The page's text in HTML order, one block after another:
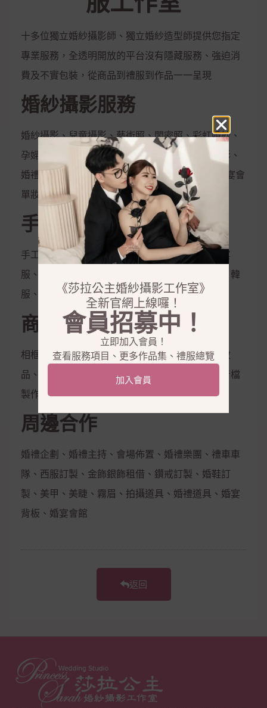
十多位獨立婚紗攝影師、獨立婚紗造型師提供您指定
專業服務，全透明開放的平台沒有隱藏服務、強迫消
費及不實包裝，從商品到禮服到作品一一呈現
婚紗攝影服務
婚紗攝影、兒童攝影、藝術照、閨密照、彩虹婚紗、
孕婦照、全家福、活動拍攝、婚禮攝影、宴會攝影、
婚禮錄影、宴會錄影、MV專輯錄影、新娘秘書、宴會
單妝
手工禮服出租
手工白紗、手工晚禮服、紳士西服、媽媽服、晚宴
服、伴娘服、孕婦禮服、秀和服、龍鳳掛、唐服、韓
服、花童服
商品銷售
相框、相本、雜誌本、喜帖、定妝液、控油保濕妝
品、隱形內衣、新娘捧花、拍照鮮花束，電子影音檔
製作
周邊合作
婚禮企劃、婚禮主持、會場佈置、婚禮樂團、禮車車
隊、西服訂製、金飾銀飾租借、鑽戒訂製、婚鞋訂
製、美甲、美睫、霧眉、拍攝道具、婚禮道具、婚宴
背板、婚宴會館
返回
《莎拉公主婚紗攝影工作室》
全新官網上線囉！
會員招募中！
立即加入會員！
查看服務項目、更多作品集、禮服總覽
加入會員